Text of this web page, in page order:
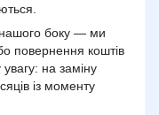
боку — ми
повернення коштів
на заміну
із моменту